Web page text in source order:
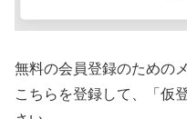
無料の会員登録のための
こちらを登録して、「仮